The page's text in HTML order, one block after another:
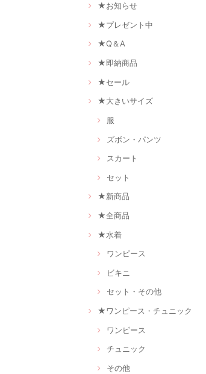
★お知らせ
★プレゼント中
★Q＆A
★即納商品
★セール
★大きいサイズ
服
ズボン・パンツ
スカート
セット
★新商品
★全商品
★水着
ワンピース
ビキニ
セット・その他
★ワンピース・チュニック
ワンピース
チュニック
その他